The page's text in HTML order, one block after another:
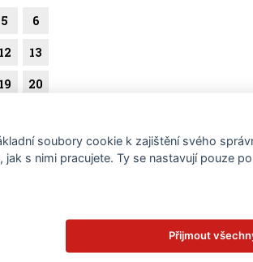
5 6
12 13
19 20
soubory cookie k zajištění svého
s nimi pracujete. Ty se nastavují pouze
Přijmout